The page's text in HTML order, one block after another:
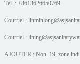
Tél. : +8613626650769
Courriel :
Courriel :
AJOUTER : Non. 19, zone